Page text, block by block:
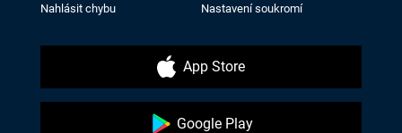
Nahlásit chybu Nastavení soukromí
App Store
Google Play